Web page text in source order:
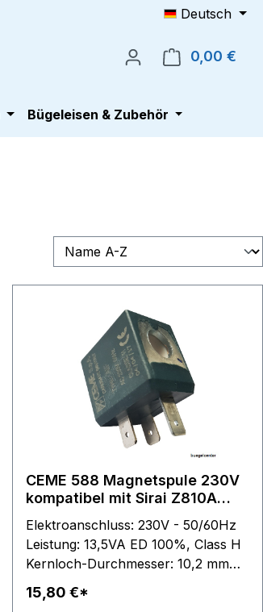
Deutsch
0,00 €
Bügeleisen & Zubehör
CEME 588 Magnetspule 230V
kompatibel mit Sirai Z810A
Elektroanschluss: 230V - 50/60Hz
Leistung: 13,5VA ED 100%, Class H
Kernloch-Durchmesser: 10,2 mm
Spulen-Außenmaße: B 22 mm - H
27,5 mm - T 29,5 mm Sirai: Diese
15,80 €*